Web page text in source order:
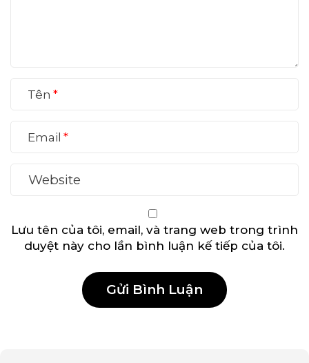
Tên
Email
Lưu tên của tôi, email, và trang web trong trình
duyệt này cho lần bình luận kế tiếp của tôi.